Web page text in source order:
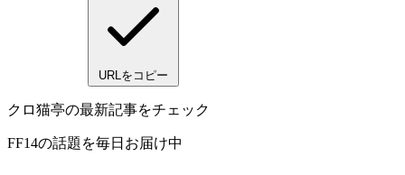
URLをコピー
クロ猫亭の最新記事をチェック
FF14の話題を毎日お届け中